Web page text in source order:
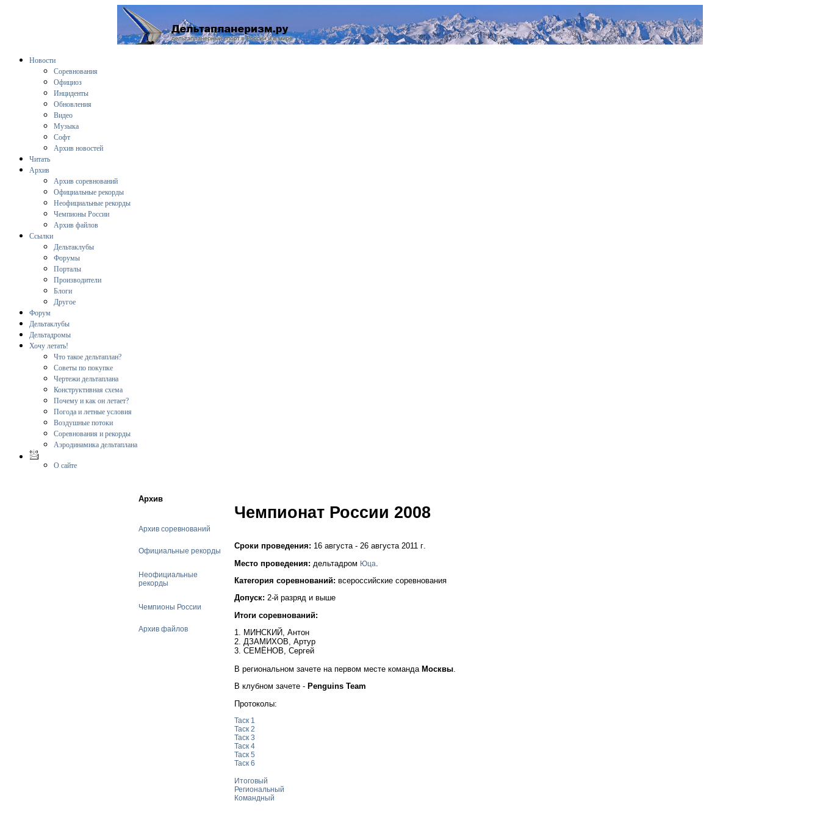
Новости
Соревнования
Официоз
Инциденты
Обновления
Видео
Музыка
Софт
Архив новостей
Читать
Архив
Архив соревнований
Официальные рекорды
Неофициальные рекорды
Чемпионы России
Архив файлов
Ссылки
Дельтаклубы
Форумы
Порталы
Производители
Блоги
Другое
Форум
Дельтаклубы
Дельтадромы
Хочу летать!
Что такое дельтаплан?
Советы по покупке
Чертежи дельтаплана
Конструктивная схема
Почему и как он летает?
Погода и летные условия
Воздушные потоки
Соревнования и рекорды
Аэродинамика дельтаплана
О сайте
Архив
Архив соревнований
Официальные рекорды
Неофициальные
рекорды
Чемпионы России
Архив файлов
Чемпионат России 2008
Сроки проведения: 16 августа - 26 августа 2011 г.
Место проведения: дельтадром Юца
Категория соревнований: всероссийские соревнования
Допуск: 2-й разряд и выше
Итоги соревнований:
1. МИНСКИЙ, Антон
2. ДЗАМИХОВ, Артур
3. СЕМЁНОВ, Сергей
В региональном зачете на первом месте команда Москвы
В клубном зачете - Penguins Team
Протоколы:
Таск 1
Таск 2
Таск 3
Таск 4
Таск 5
Таск 6
Итоговый
Региональный
Командный